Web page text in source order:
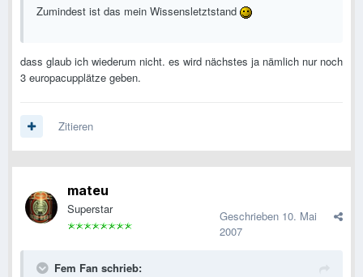
Zumindest ist das mein Wissensletztstand
dass glaub ich wiederum nicht. es wird nächstes ja nämlich nur noch
3 europacupplätze geben.
Zitieren
mateu
Superstar Geschrieben 10. Mai
2007
Fem Fan schrieb: